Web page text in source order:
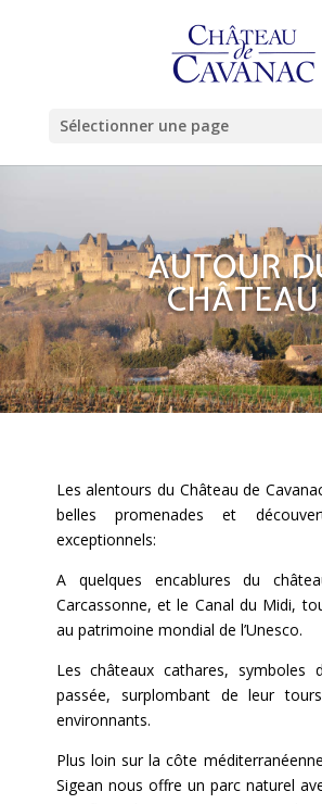
Sélectionner une page
AUTOUR
CHÂTEAU
Les alentours du Château de
belles promenades et
exceptionnels:
A quelques encablures du
Carcassonne, et le Canal du Midi,
au patrimoine mondial de l’Unesco.
Les châteaux cathares, symboles
passée, surplombant de leur
environnants.
Plus loin sur la côte
Sigean nous offre un parc naturel